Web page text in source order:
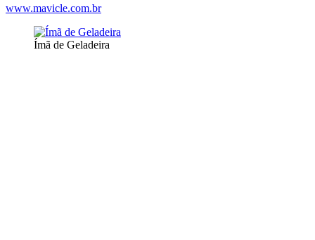
www.mavicle.com.br
Ímã de Geladeira